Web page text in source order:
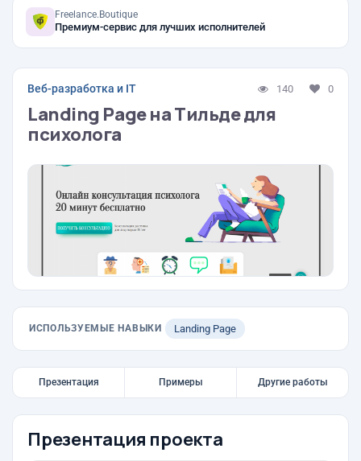
Freelance.Boutique
Премиум-сервис для лучших исполнителей
Веб-разработка и IT 140 0
Landing Page на Тильде для
психолога
ИСПОЛЬЗУЕМЫЕ НАВЫКИ Landing Page
Презентация Примеры Другие работы
Презентация проекта